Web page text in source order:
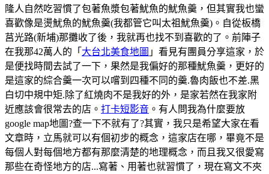
隆人自然吃習慣了包著魚漿包著魷魚的魷魚羹，但其實我也蠻
喜歡像是燙魷魚的魷魚羹(我都管它叫太祖魷魚羹)。自從板橋
莒光路(新埔)那攤收了後，我就再也找不到喜歡的了。前陣子
在我那42萬人的「 大台北美食地圖 」看見有團員分享這家，於
是便找時間去試了一下，果然是我偏好的那種魷魚羹，更好的
是這家的綜合羹一次可以嚐到四種不同的羹.魯肉飯也不差.黑
白切中規中矩.除了紅燒肉不是我好的外，是家若然在我家附
近應該會很常去的店。 打卡短影音 。有人問我為什麼要放
google map地圖?查一下不就有了?其實，我只是希望大家在看
文章時，立馬就可以有個初步的概念，這家店在哪，畢竟不是
每個人對每個地方都有那麼清楚的地理概念，而且我又很愛寫
那些在奇怪地方的店...寫著、用著也就習慣了，現在寫文不夾